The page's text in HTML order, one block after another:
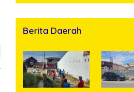
Diringkus
Berita Daerah